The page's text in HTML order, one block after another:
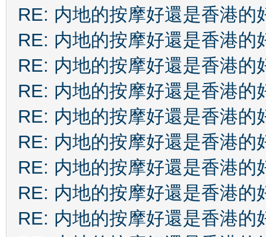
RE: 内地的按摩好還是香港的
RE: 内地的按摩好還是香港的
RE: 内地的按摩好還是香港的
RE: 内地的按摩好還是香港的
RE: 内地的按摩好還是香港的
RE: 内地的按摩好還是香港的
RE: 内地的按摩好還是香港的
RE: 内地的按摩好還是香港的
RE: 内地的按摩好還是香港的